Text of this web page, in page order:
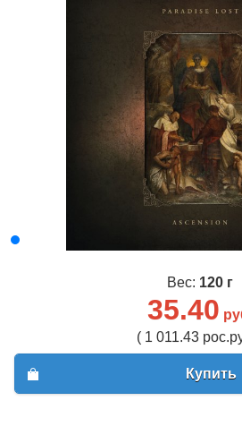
Вес: 120 г
35.40
( 1 011.43
Купить